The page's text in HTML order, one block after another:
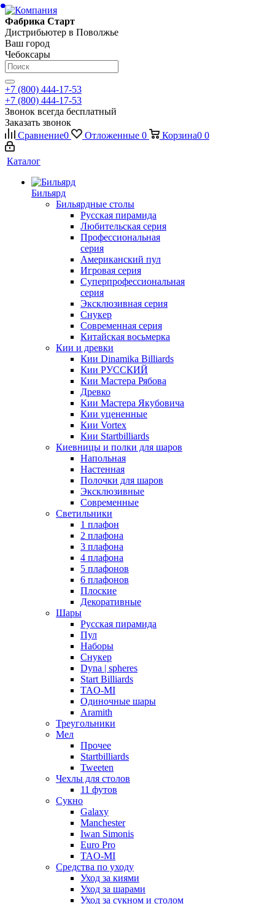
Фабрика Старт
Дистрибьютер в Поволжье
Ваш город
Чебоксары
+7 (800) 444-17-53
+7 (800) 444-17-53
Звонок всегда бесплатный
Заказать звонок
Сравнение0 Отложенные 0 Корзина0 0
Каталог
Бильярд
Бильярдные столы
Русская пирамида
Любительская серия
Профессиональная
серия
Американский пул
Игровая серия
Суперпрофессиональная
серия
Эксклюзивная серия
Снукер
Современная серия
Китайская восьмерка
Кии и древки
Кии Dinamika Billiards
Кии РУССКИЙ
Кии Мастера Рябова
Древко
Кии Мастера Якубовича
Кии уцененные
Кии Vortex
Кии Startbilliards
Киевницы и полки для шаров
Напольная
Настенная
Полочки для шаров
Эксклюзивные
Современные
Светильники
1 плафон
2 плафона
3 плафона
4 плафона
5 плафонов
6 плафонов
Плоские
Декоративные
Шары
Русская пирамида
Пул
Наборы
Снукер
Dyna | spheres
Start Billiards
TAO-MI
Одиночные шары
Aramith
Треугольники
Мел
Прочее
Startbilliards
Tweeten
Чехлы для столов
11 футов
Сукно
Galaxy
Manchester
Iwan Simonis
Euro Pro
TAO-MI
Средства по уходу
Уход за киями
Уход за шарами
Уход за сукном и столом